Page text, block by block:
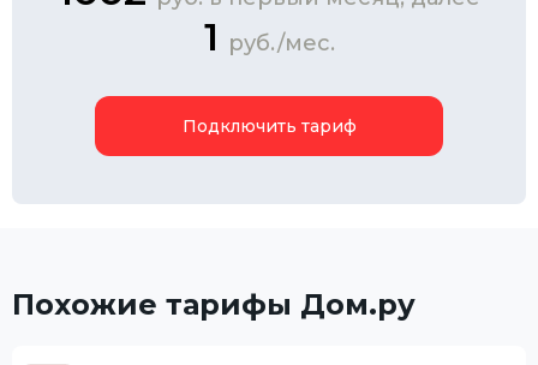
1 руб./мес.
Подключить тариф
Похожие тарифы Дом.ру